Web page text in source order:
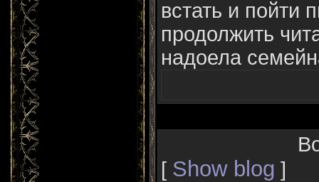
встать и пойти
продолжить
надоела
[ Show blog ]